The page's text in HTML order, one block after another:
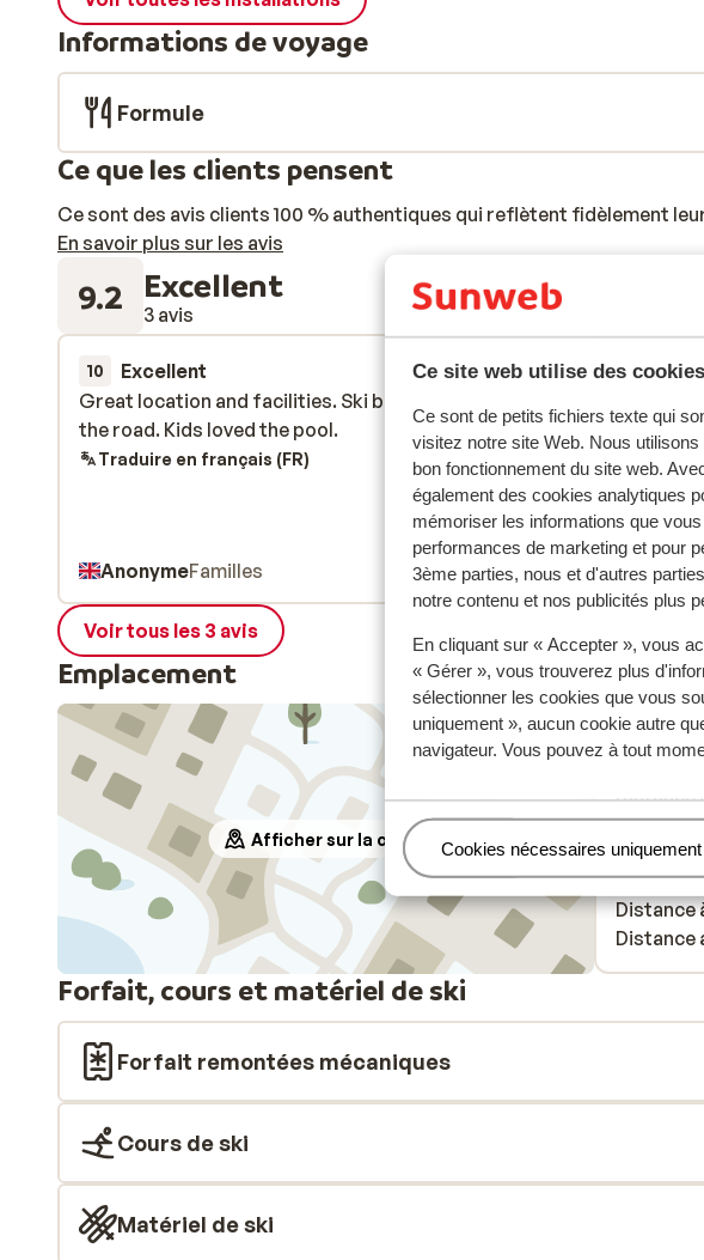
Ce site web utilise des
Ce sont de petits fichiers texte qui
visitez notre site Web. Nous
bon fonctionnement du site web.
également des cookies analytiques
mémoriser les informations que
performances de marketing et pour
3ème parties, nous et d'autres
notre contenu et nos publicités plus
En cliquant sur « Accepter », vous
« Gérer », vous trouverez plus
sélectionner les cookies que vous
uniquement », aucun cookie autre
navigateur. Vous pouvez à tout
Gérer
Cookies nécessaires uniquement
Informations de voyage
Formule
Ce que les clients pensent
Ce sont des avis clients 100 % authentiques qui reflètent fidèlement
En savoir plus sur les avis
9.2 Excellent
3 avis
10 Excellent
30 mars 2024
Great location and facilities. Ski bus stop just down
the road. Kids loved the pool.
Great location and facilities. Ski bus stop just down
the road. Kids loved the pool.
Traduire en français (FR)
AnonymeFamilles
8.6
we
barely
too cold
as well
of money.
we
barely
too cold
as well
Voir tous les 3 avis
Emplacement
Afficher sur la carte
À
Distance
Distance
Distance
mètres
Distance
Distance
Forfait, cours et matériel de ski
Forfait remontées mécaniques
Cours de ski
Matériel de ski